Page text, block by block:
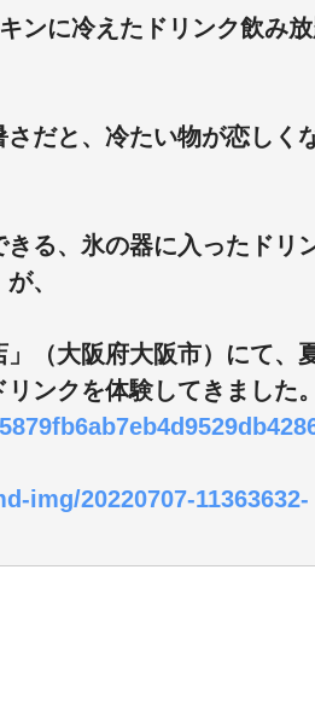
ンに冷えたドリンク飲み
だと、冷たい物が恋しく
る、氷の器に入ったドリ
、
」（大阪府大阪市）にて、
ンクを体験してきました。
img/20220707-11363632-